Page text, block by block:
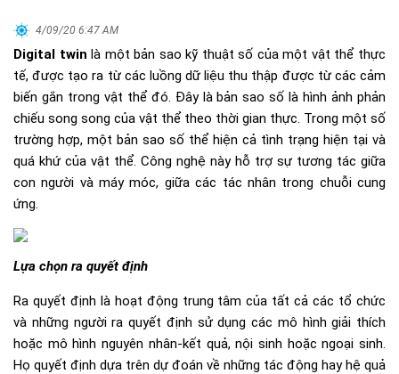
4/09/20 6:47 AM
Digital twin là một bản sao kỹ thuật số của một vật thể thực
tế, được tạo ra từ các luồng dữ liệu thu thập được từ các cảm
biến gắn trong vật thể đó. Đây là bản sao số là hình ảnh phản
chiếu song song của vật thể theo thời gian thực. Trong một số
trường hợp, một bản sao số thể hiện cả tình trạng hiện tại và
quá khứ của vật thể. Công nghệ này hỗ trợ sự tương tác giữa
con người và máy móc, giữa các tác nhân trong chuỗi cung
ứng.
Lựa chọn ra quyết định
Ra quyết định là hoạt động trung tâm của tất cả các tổ chức
và những người ra quyết định sử dụng các mô hình giải thích
hoặc mô hình nguyên nhân-kết quả, nội sinh hoặc ngoại sinh.
Họ quyết định dựa trên dự đoán về những tác động hay hệ quả